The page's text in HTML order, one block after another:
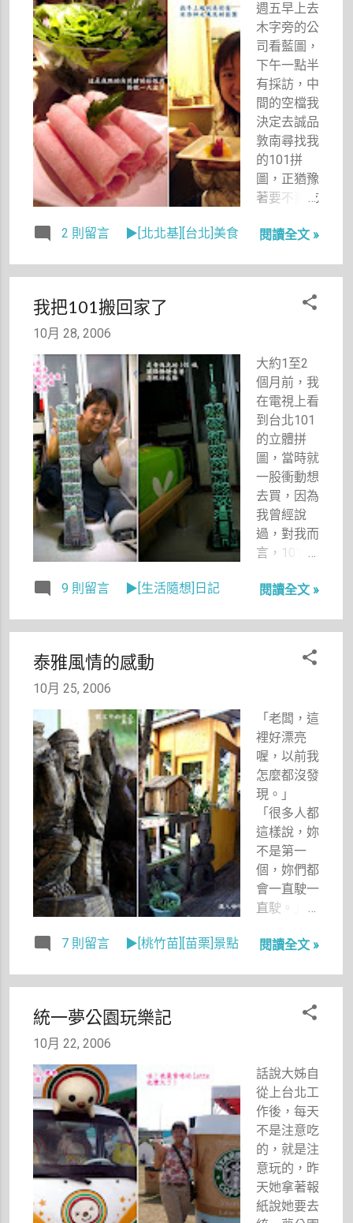
的反應。
「不是啦！
這是要給救
護車停的
吧！」我跟
大姊幾乎同
時出聲，而
且差點笑翻
在地上。
週五早上去
木字旁的公
司看藍圖，
下午一點半
有採訪，中
間的空檔我
決定去誠品
敦南尋找我
的101拼
圖，正猶豫
著要不要吃
然想起頂好
一樓那我最
愛的美景紅
油抄手，至
吧！因為我
就是屬於衰
神附身型的
人啊，每次
想吃什麼它
都會剛好沒
開，就像每
次我喜歡的
男人最後都
是跟別人在
一起一樣。
像沒有什麼
是衰神就是
一直跟著
2 則留言 ▶[北北基][台北]美食 閱讀全文 »
我把101搬回家了
10月 28, 2006
大約1至2
個月前，我
在電視上看
到台北101
的立體拼
圖，當時就
一股衝動想
去買，因為
我曾經說
過，對我而
言，101就
北最忠實的
晴雨、無論
心情好壞，
兒，而我也
漸漸習慣上
街的時候搜
尋它的身
影，從彰化
開二高回台
北，只要遠
遠看到101
就知道快到
家了。
9 則留言 ▶[生活隨想]日記 閱讀全文 »
泰雅風情的感動
10月 25, 2006
「老闆，這
裡好漂亮
喔，以前我
怎麼都沒發
現。」
「很多人都
這樣說，妳
不是第一
個，妳們都
會一直駛一
直駛。」
風情老闆劉
些許的原住
民口音說著
「一直駛一
起來。
7 則留言 ▶[桃竹苗][苗栗]景點 閱讀全文 »
統一夢公園玩樂記
10月 22, 2006
話說大姊自
從上台北工
作後，每天
不是注意吃
的，就是注
意玩的，昨
天她拿著報
紙說她要去